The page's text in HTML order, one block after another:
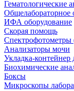
Гематологические
Общелабораторное
ИФА оборудование
Скорая помощь
Спектрофотометры
Анализаторы мочи
Укладка-контейнер
Биохимические
Боксы
Микроскопы